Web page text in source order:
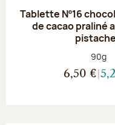
Tablette Nº16
de cacao praliné
Poids
90g
6,50 €